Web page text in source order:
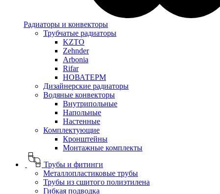
Радиаторы и конвекторы
Трубчатые радиаторы
KZTO
Zehnder
Arbonia
Rifar
НОВАТЕРМ
Дизайнерские радиаторы
Водяные конвекторы
Внутрипольные
Напольные
Настенные
Комплектующие
Кронштейны
Монтажные комплекты
Трубы и фитинги
Металлопластиковые трубы
Трубы из сшитого полиэтилена
Гибкая подводка